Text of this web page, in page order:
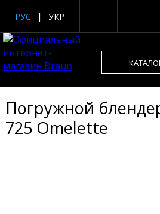
РУС УКР
Погружной
725 Omelette